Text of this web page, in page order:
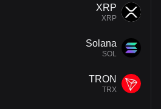
XRP
XRP
Solana
SOL
TRON
TRX